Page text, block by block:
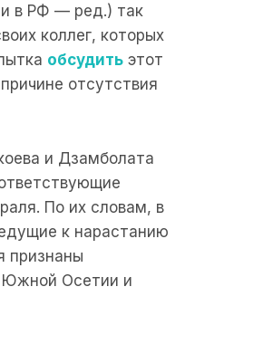
в РФ — ред.) так
коллег, которых
обсудить этот
отсутствия
и Дзамболата
По их словам, в
к нарастанию
признаны
Южной Осетии и